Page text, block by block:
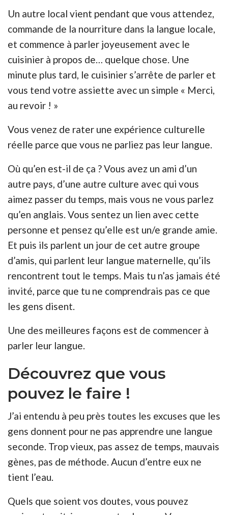
Un autre local vient pendant que vous attendez,
commande de la nourriture dans la langue locale,
et commence à parler joyeusement avec le
cuisinier à propos de… quelque chose. Une
minute plus tard, le cuisinier s’arrête de parler et
vous tend votre assiette avec un simple « Merci,
au revoir ! »
Vous venez de rater une expérience culturelle
réelle parce que vous ne parliez pas leur langue.
Où qu’en est-il de ça ? Vous avez un ami d’un
autre pays, d’une autre culture avec qui vous
aimez passer du temps, mais vous ne vous parlez
qu’en anglais. Vous sentez un lien avec cette
personne et pensez qu’elle est un/e grande amie.
Et puis ils parlent un jour de cet autre groupe
d’amis, qui parlent leur langue maternelle, qu’ils
rencontrent tout le temps. Mais tu n’as jamais été
invité, parce que tu ne comprendrais pas ce que
les gens disent.
Une des meilleures façons est de commencer à
parler leur langue.
Découvrez que vous
pouvez le faire !
J’ai entendu à peu près toutes les excuses que les
gens donnent pour ne pas apprendre une langue
seconde. Trop vieux, pas assez de temps, mauvais
gènes, pas de méthode. Aucun d’entre eux ne
tient l’eau.
Quels que soient vos doutes, vous pouvez